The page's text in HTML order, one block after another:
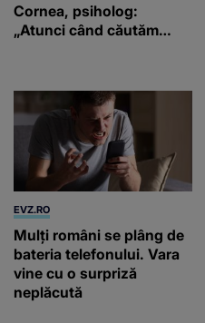
Cornea, psiholog:
„Atunci când căutăm
că dezvoltăm tulburări”
EVZ.RO
Mulți români se plâng de
bateria telefonului. Vara
vine cu o surpriză
neplăcută